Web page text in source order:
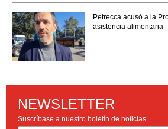
Petrecca acusó a la
asistencia alimentaria
NEWSLETTER
Suscríbase a nuestro boletín de noticias